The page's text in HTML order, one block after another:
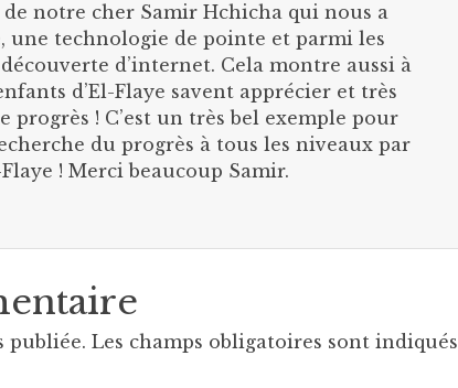
de notre cher Samir Hchicha qui nous a
une technologie de pointe et parmi les
d’internet. Cela montre aussi à
d’El-Flaye savent apprécier et très
progrès ! C’est un très bel exemple pour
du progrès à tous les niveaux par
! Merci beaucoup Samir.
publiée. Les champs obligatoires sont indiqués